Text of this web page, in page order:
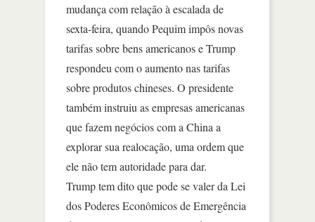
mudança com relação à escalada de
sexta-feira, quando Pequim impôs novas
tarifas sobre bens americanos e Trump
respondeu com o aumento nas tarifas
sobre produtos chineses. O presidente
também instruiu as empresas americanas
que fazem negócios com a China a
explorar sua realocação, uma ordem que
ele não tem autoridade para dar.
Trump tem dito que pode se valer da Lei
dos Poderes Econômicos de Emergência